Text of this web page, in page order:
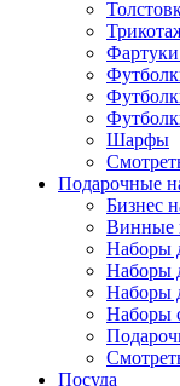
Шарфы
Подарочные
Бизнес
Винные
Наборы
Наборы
Наборы
Наборы
Посуда